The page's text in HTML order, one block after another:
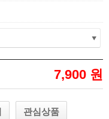
7,900 원
관심상품